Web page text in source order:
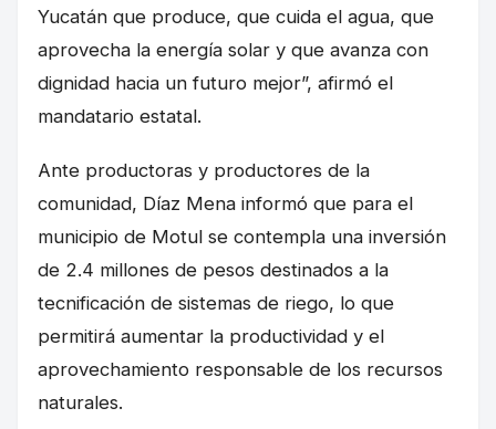
Yucatán que produce, que cuida el agua, que
aprovecha la energía solar y que avanza con
dignidad hacia un futuro mejor”, afirmó el
mandatario estatal.
Ante productoras y productores de la
comunidad, Díaz Mena informó que para el
municipio de Motul se contempla una inversión
de 2.4 millones de pesos destinados a la
tecnificación de sistemas de riego, lo que
permitirá aumentar la productividad y el
aprovechamiento responsable de los recursos
naturales.